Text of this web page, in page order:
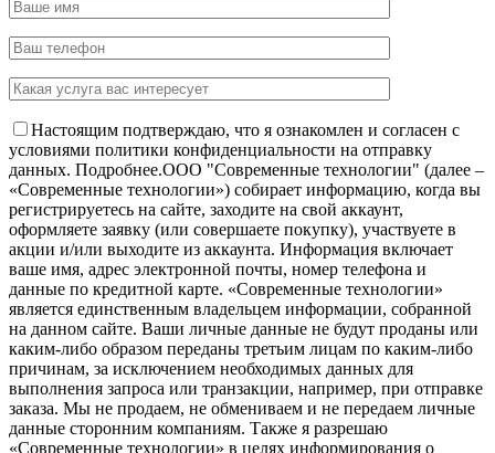
Настоящим подтверждаю, что я ознакомлен и согласен с
условиями политики конфиденциальности на отправку
данных. Подробнее.OOO "Современные технологии" (далее –
«Современные технологии») собирает информацию, когда вы
регистрируетесь на сайте, заходите на свой аккаунт,
оформляете заявку (или совершаете покупку), участвуете в
акции и/или выходите из аккаунта. Информация включает
ваше имя, адрес электронной почты, номер телефона и
данные по кредитной карте. «Современные технологии»
является единственным владельцем информации, собранной
на данном сайте. Ваши личные данные не будут проданы или
каким-либо образом переданы третьим лицам по каким-либо
причинам, за исключением необходимых данных для
выполнения запроса или транзакции, например, при отправке
заказа. Мы не продаем, не обмениваем и не передаем личные
данные сторонним компаниям. Также я разрешаю
«Современные технологии» в целях информирования о